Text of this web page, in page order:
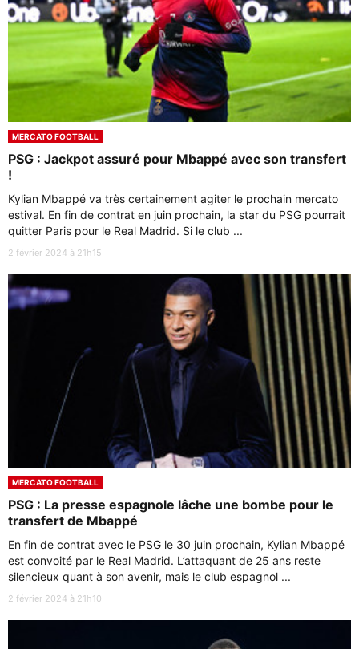
MERCATO FOOTBALL
PSG : Jackpot assuré pour Mbappé avec son transfert
!
Kylian Mbappé va très certainement agiter le prochain mercato
estival. En fin de contrat en juin prochain, la star du PSG pourrait
quitter Paris pour le Real Madrid. Si le club ...
2 février 2024 à 21h15
MERCATO FOOTBALL
PSG : La presse espagnole lâche une bombe pour le
transfert de Mbappé
En fin de contrat avec le PSG le 30 juin prochain, Kylian Mbappé
est convoité par le Real Madrid. L’attaquant de 25 ans reste
silencieux quant à son avenir, mais le club espagnol ...
2 février 2024 à 21h10